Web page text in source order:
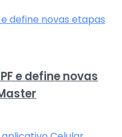
e define novas